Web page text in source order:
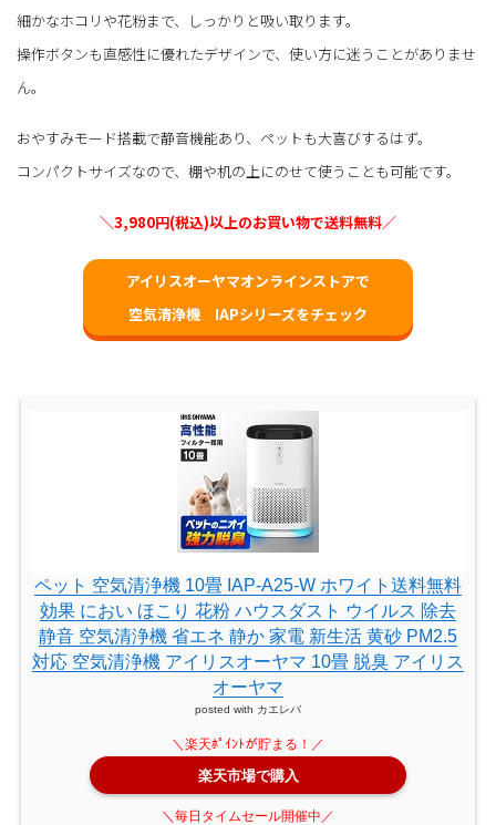
細かなホコリや花粉まで、しっかりと吸い取ります。
操作ボタンも直感性に優れたデザインで、使い方に迷うことがありませ
ん。
おやすみモード搭載で静音機能あり、ペットも大喜びするはず。
コンパクトサイズなので、棚や机の上にのせて使うことも可能です。
＼3,980円(税込)以上のお買い物で送料無料／
アイリスオーヤマオンラインストアで
空気清浄機 IAPシリーズをチェック
ペット 空気清浄機 10畳 IAP-A25-W ホワイト送料無料
効果 におい ほこり 花粉 ハウスダスト ウイルス 除去
静音 空気清浄機 省エネ 静か 家電 新生活 黄砂 PM2.5
対応 空気清浄機 アイリスオーヤマ 10畳 脱臭 アイリス
オーヤマ
posted with カエレバ
楽天市場で購入